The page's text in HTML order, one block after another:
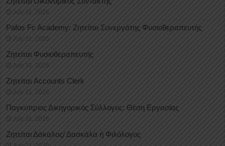
July 31, 2026
Pafos Fc Academy: Ζητείται Συνεργάτης Φυσιοθεραπευτής
July 31, 2026
Ζητείται Φυσιοθεραπευτής
July 31, 2026
Ζητείται Accounts Clerk
July 31, 2026
Παγκύπριος Δικηγορικός Σύλλογος: Θέση Εργασίας
July 31, 2026
Ζητείται Δάκαλος/ Δασκάλα ή Φιλόλογος